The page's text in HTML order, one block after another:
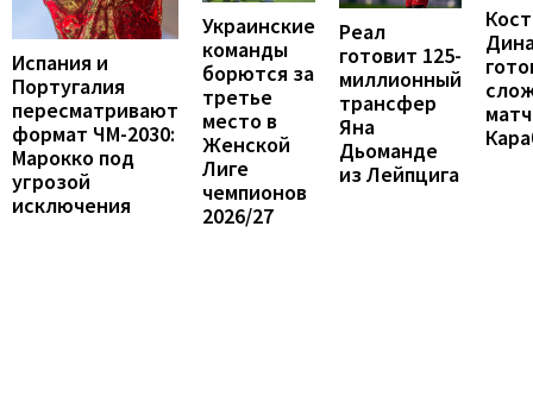
Испания и
Португалия
пересматривают
формат ЧМ-2030:
Марокко под
угрозой
исключения
Украинские
команды
борются за
третье
место в
Женской
Лиге
чемпионов
2026/27
Реал
готовит 125-
миллионный
трансфер
Яна
Дьоманде
из Лейпцига